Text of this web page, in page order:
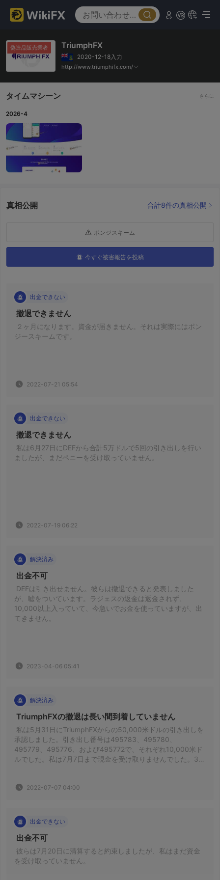
偽造品販売業者 TriumphFX
2020-12-18入力
http://www.triumphifx.com/
タイムマシーン さらに
2026-4
真相公開 合計8件の真相公開
ポンジスキーム
今すぐ被害報告を投稿
出金できない
２ヶ月になります。資金が届きません。それは実際にはポン
2022-07-21 05:54
出金できない
私は6月27日にDEFから合計5万ドルで5回の引き出しを行い
2022-07-19 06:22
解決済み
DEFは引き出せません。彼らは撤退できると発表しました
が、嘘をついています。ラジェスの返金は返金されず、
10,000以上入っていて、今急いでお金を使っていますが、出
2023-04-06 05:41
解決済み
私は5月31日にTriumphFXからの50,000米ドルの引き出しを
承認しました。引き出し番号は495783、495780、
495779、495776、および495772で、それぞれ10,000米ド
ルでした。私は7月7日まで現金を受け取りませんでした。35
2022-07-07 04:00
出金できない
彼らは7月20日に清算すると約束しましたが、私はまだ資金